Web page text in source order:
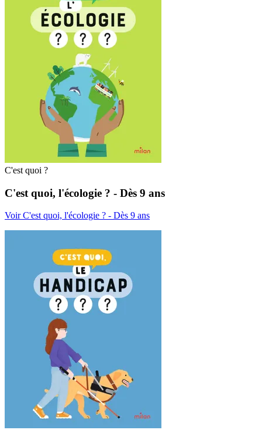
C'est quoi ?
C'est quoi, l'écologie ? - Dès 9 ans
Voir C'est quoi, l'écologie ? - Dès 9 ans